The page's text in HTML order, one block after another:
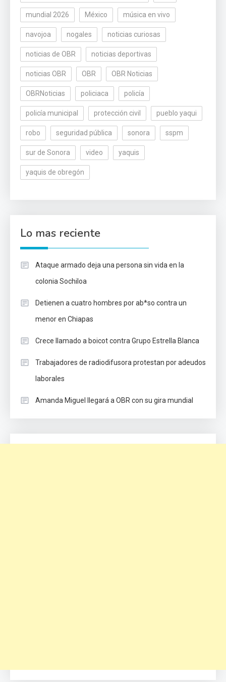
mundial 2026 México música en vivo
navojoa nogales noticias curiosas
noticias de OBR noticias deportivas
noticias OBR OBR OBR Noticias
OBRNoticias policiaca policía
policía municipal protección civil pueblo yaqui
robo seguridad pública sonora sspm
sur de Sonora video yaquis
yaquis de obregón
Lo mas reciente
Ataque armado deja una persona sin vida en la
colonia Sochiloa
Detienen a cuatro hombres por ab*so contra un
menor en Chiapas
Crece llamado a boicot contra Grupo Estrella Blanca
Trabajadores de radiodifusora protestan por adeudos
laborales
Amanda Miguel llegará a OBR con su gira mundial